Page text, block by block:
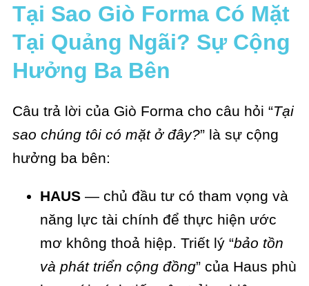
Tại Sao Giò Forma Có Mặt
Tại Quảng Ngãi? Sự Cộng
Hưởng Ba Bên
Câu trả lời của Giò Forma cho câu hỏi “Tại
sao chúng tôi có mặt ở đây?” là sự cộng
hưởng ba bên:
HAUS — chủ đầu tư có tham vọng và
năng lực tài chính để thực hiện ước
mơ không thoả hiệp. Triết lý “bảo tồn
và phát triển cộng đồng” của Haus phù